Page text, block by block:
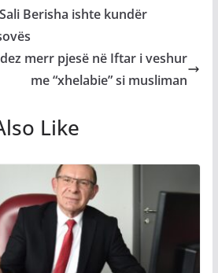
Berisha ishte kundër
merr pjesë në Iftar i veshur
me “xhelabie” si musliman
Like